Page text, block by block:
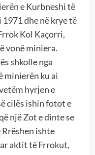
e Kurbneshi të
dhe në krye të
Kol Kaçorri,
vonë miniera.
shkolle nga
minierën ku ai
hyrjen e
cilës ishin fotot e
një Zot e dinte se
ishte
aktit të Frrokut,